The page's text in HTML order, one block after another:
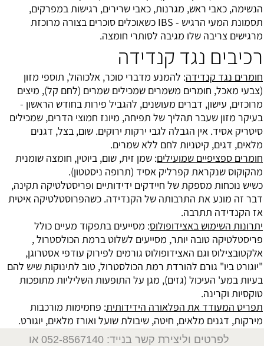
הנשימה, כאבי ראש, מגרנות, כאבי שרירים, רגישות במפרקים,
תסמונת המעי הרגיש - IBS כשאוכלים סוכרים בצורה מרוכזת
מרגישים צריבה שלו מגיבה לסותרי חומצה.
רכיבים נגד קנדידה
חומרים נגד קנדידה: להמנע מדברי סוכר, אלכוהול, תוספי מזון
(צבעי מאכל, חומרים משמרים שמכילים שמרים (לחם קל), מיצים
מרוכזים, עישון, דברים מעושנים, להגביל פירות בחודש הראשון -
בעיקר מזון שעבר תהליך של תפיחה, מיונז חמוצי הדרים, שמכילים
סיטריק אסיד. אין הגבלה לגבי ירקות ירוקים. שום, בצל, דגנים
מלאים, דגים, קיטניות לחם ללא שמרים.
חומרים ספציפיים שמועילים: שמן זית, שום, ביוטין, חומצה שומנית
מהקוקוס שנקראת קפרליק אסיד (תרופה ניסטטון).
כשיש נוכחות מספקת של חיידקים ידידותיים ופריסטלטיקה תקינה,
דבר זה מונע את התרבותה של הקנדידה. כשהפרוסטלטיקה איטית
אז הקנדידה תתרבה.
יתרונות השימוש באצידופולוס: מסייעים בתפקוד מעיים כולל
פריסטלטיקה טובה יותר, מסייעים לשלוט ברמת הכולסטרול ,
אלקטובצילוס וגם האצידופולוס גורמים לפירוק עודפי אסטרוגן,
"יוגורט ביו" גורם להורדת רמת הכולסטרול, טוב לתינוקות שיש להם
בעיות במע' העיכול (גזים), מגן על התופעות השליליות מתופכות
טוקסיות וקרינה.
תפריט המעודד את הפלאורה הידידותית: פחמימות מורכבות
מירקות, דגנים מלאים, חיטה, שיבולת שועל ואורז מלאים, יוגורט.
לפרטים וליצירת קשר בנייד: 052-8567140
או